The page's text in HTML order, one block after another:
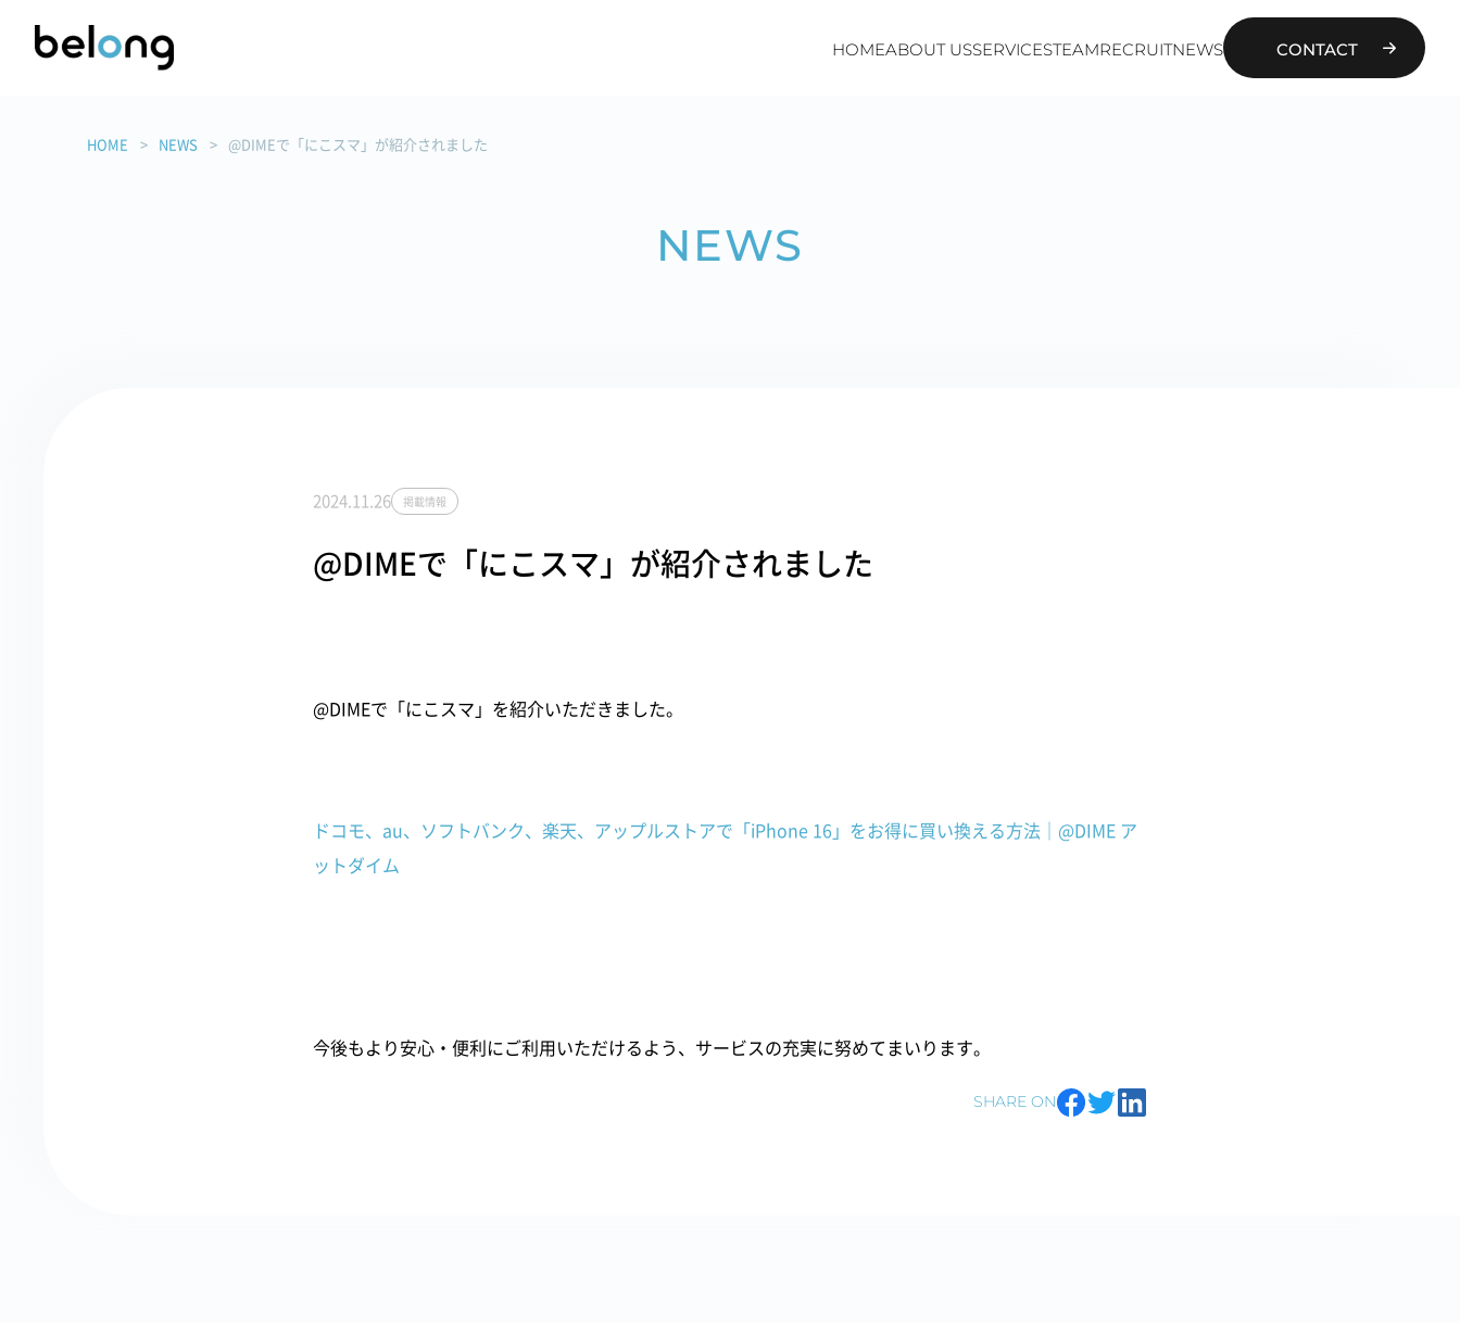
HOMEABOUT USSERVICESTEAMRECRUITNEWS CONTACT
HOME NEWS @DIMEで「にこスマ」が紹介されました
NEWS
2024.11.26 掲載情報
@DIMEで「にこスマ」が紹介されました
@DIMEで「にこスマ」を紹介いただきました。
ドコモ、au、ソフトバンク、楽天、アップルストアで「iPhone 16」をお得に買い換える方法｜@DIME ア
ットダイム
今後もより安心・便利にご利用いただけるよう、サービスの充実に努めてまいります。
SHARE ON